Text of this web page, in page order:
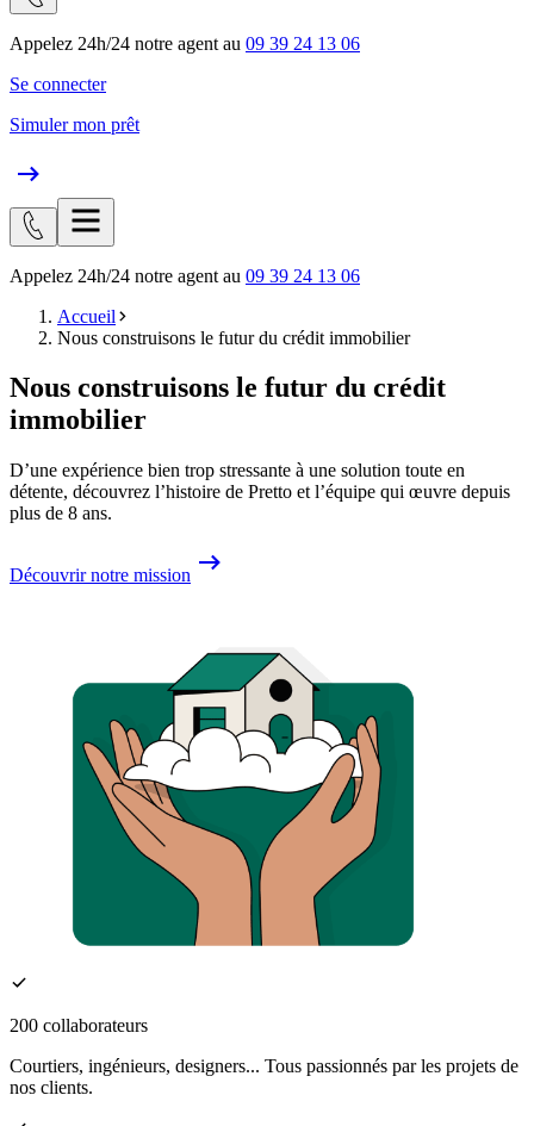
Appelez 24h/24 notre agent au 09 39 24 13 06
Se connecter
Simuler mon prêt
Appelez 24h/24 notre agent au 09 39 24 13 06
Accueil
Nous construisons le futur du crédit immobilier
Nous construisons le futur du crédit
immobilier
D’une expérience bien trop stressante à une solution toute en
détente, découvrez l’histoire de Pretto et l’équipe qui œuvre depuis
plus de 8 ans.
Découvrir notre mission
200 collaborateurs
Courtiers, ingénieurs, designers... Tous passionnés par les projets de
nos clients.